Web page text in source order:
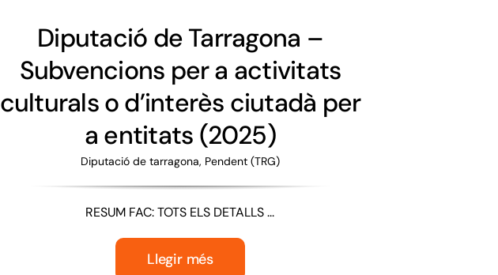
Diputació de Tarragona –
Subvencions per a activitats
culturals o d’interès ciutadà per
a entitats (2025)
Diputació de tarragona, Pendent (TRG)
RESUM FAC: TOTS ELS DETALLS ...
Llegir més